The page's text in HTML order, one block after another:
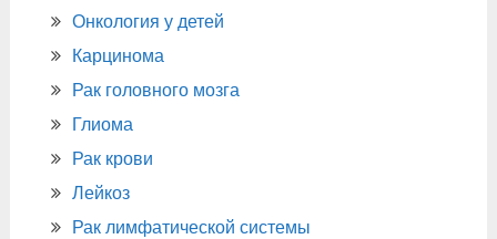
Онкология у детей
Карцинома
Рак головного мозга
Глиома
Рак крови
Лейкоз
Рак лимфатической системы